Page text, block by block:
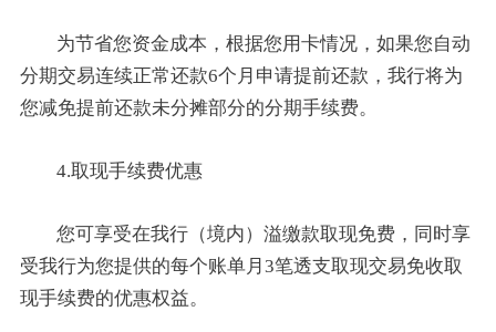
为节省您资金成本，根据您用卡情况，如果您自动
分期交易连续正常还款6个月申请提前还款，我行将为
您减免提前还款未分摊部分的分期手续费。
4.取现手续费优惠
您可享受在我行（境内）溢缴款取现免费，同时享
受我行为您提供的每个账单月3笔透支取现交易免收取
现手续费的优惠权益。